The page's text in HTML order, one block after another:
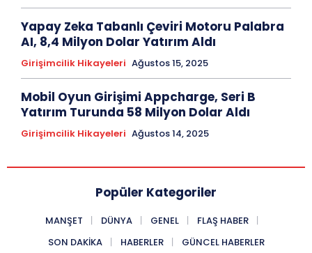
Yapay Zeka Tabanlı Çeviri Motoru Palabra
AI, 8,4 Milyon Dolar Yatırım Aldı
Girişimcilik Hikayeleri Ağustos 15, 2025
Mobil Oyun Girişimi Appcharge, Seri B
Yatırım Turunda 58 Milyon Dolar Aldı
Girişimcilik Hikayeleri Ağustos 14, 2025
Popüler Kategoriler
MANŞET DÜNYA GENEL
FLAŞ HABER
SON DAKIKA
HABERLER GÜNCEL HABERLER